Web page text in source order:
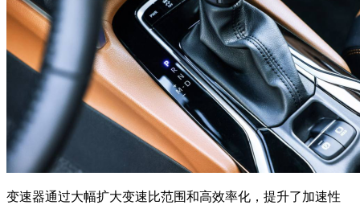
变速器通过大幅扩大变速比范围和高效率化，提升了加速性